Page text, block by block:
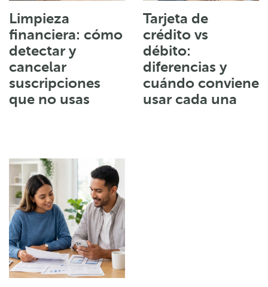
Limpieza
financiera: cómo
detectar y
cancelar
suscripciones
que no usas
Tarjeta de
crédito vs
débito:
diferencias y
cuándo conviene
usar cada una